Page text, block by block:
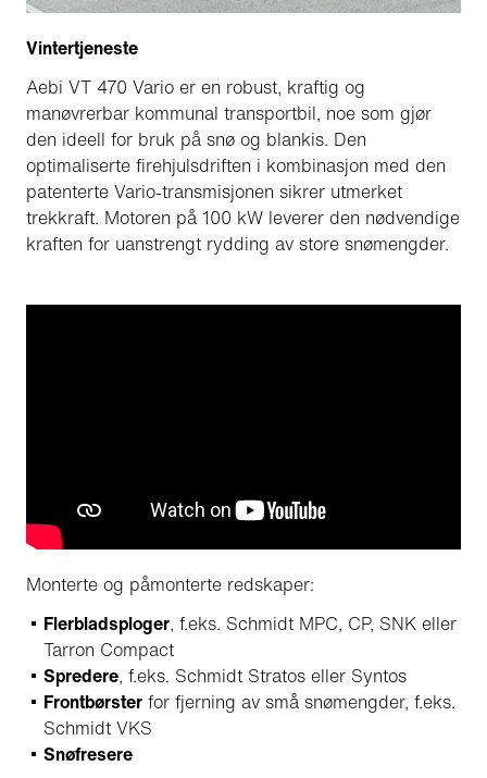
Vintertjeneste
Aebi VT 470 Vario er en robust, kraftig og
manøvrerbar kommunal transportbil, noe som gjør
den ideell for bruk på snø og blankis. Den
optimaliserte firehjulsdriften i kombinasjon med den
patenterte Vario-transmisjonen sikrer utmerket
trekkraft. Motoren på 100 kW leverer den nødvendige
kraften for uanstrengt rydding av store snømengder.
Monterte og påmonterte redskaper:
Flerbladsploger, f.eks. Schmidt MPC, CP, SNK eller
Tarron Compact
Spredere, f.eks. Schmidt Stratos eller Syntos
Frontbørster for fjerning av små snømengder, f.eks.
Schmidt VKS
Snøfresere